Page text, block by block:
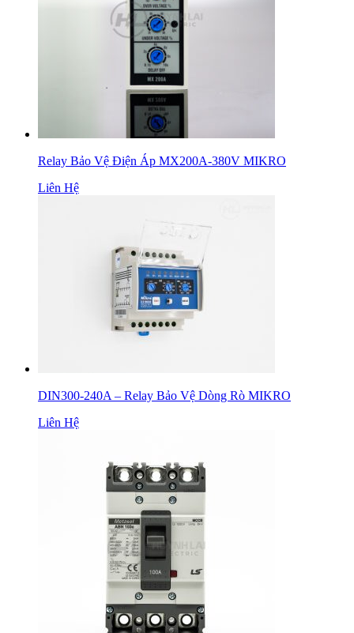
Relay Bảo Vệ Điện Áp MX200A-380V MIKRO
Liên Hệ
DIN300-240A – Relay Bảo Vệ Dòng Rò MIKRO
Liên Hệ